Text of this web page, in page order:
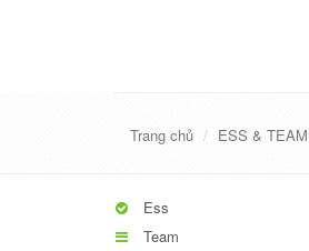
Trang chủ ESS & TEAM
Ess
Team